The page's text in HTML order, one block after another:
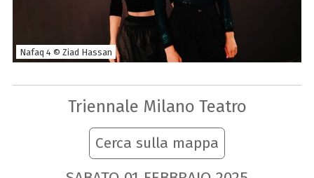
Nafaq 4 © Ziad Hassan
Triennale Milano Teatro
Cerca sulla mappa